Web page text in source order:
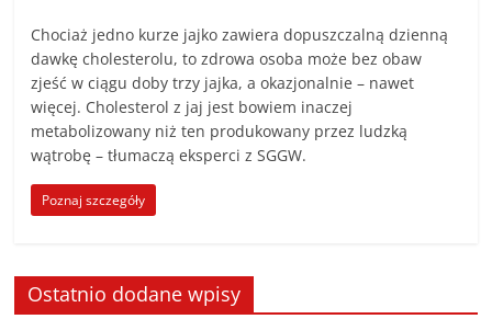
wskazówki
poradniki
na
każdy
temat
Chociaż jedno kurze jajko zawiera dopuszczalną dzienną
dawkę cholesterolu, to zdrowa osoba może bez obaw
zjeść w ciągu doby trzy jajka, a okazjonalnie – nawet
więcej. Cholesterol z jaj jest bowiem inaczej
metabolizowany niż ten produkowany przez ludzką
wątrobę – tłumaczą eksperci z SGGW.
Poznaj szczegóły
Ostatnio dodane wpisy